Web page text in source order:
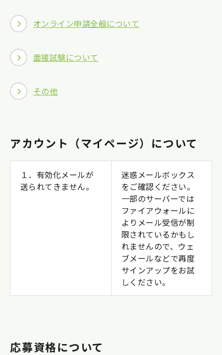
オンライン申請全般について
面接試験について
その他
アカウント（マイページ）について
１．有効化メールが
送られてきません。
迷惑メールボックス
をご確認ください。
一部のサーバーでは
ファイアウォールに
よりメール受信が制
限されているかもし
れませんので、ウェ
ブメールなどで再度
サインアップをお試
しください。
応募資格について